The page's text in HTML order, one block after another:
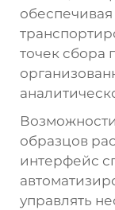
точек сбора
образцов
интерфейс
управлять